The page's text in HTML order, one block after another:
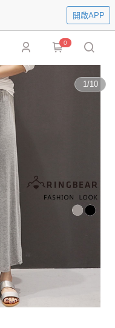
開啟APP
0
1/10